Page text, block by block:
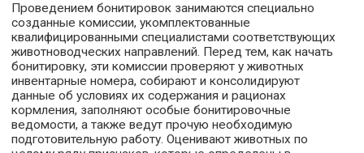
Проведением бонитировок занимаются специально
созданные комиссии, укомплектованные
квалифицированными специалистами соответствующих
животноводческих направлений. Перед тем, как начать
бонитировку, эти комиссии проверяют у животных
инвентарные номера, собирают и консолидируют
данные об условиях их содержания и рационах
кормления, заполняют особые бонитировочные
ведомости, а также ведут прочую необходимую
подготовительную работу. Оценивают животных по